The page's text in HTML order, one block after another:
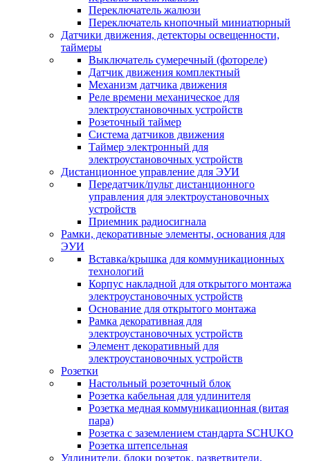
Переключатель жалюзи
Переключатель кнопочный миниатюрный
Датчики движения, детекторы освещенности,
таймеры
Выключатель сумеречный (фотореле)
Датчик движения комплектный
Механизм датчика движения
Реле времени механическое для
электроустановочных устройств
Розеточный таймер
Система датчиков движения
Таймер электронный для
электроустановочных устройств
Дистанционное управление для ЭУИ
Передатчик/пульт дистанционного
управления для электроустановочных
устройств
Приемник радиосигнала
Рамки, декоративные элементы, основания для
ЭУИ
Вставка/крышка для коммуникационных
технологий
Корпус накладной для открытого монтажа
электроустановочных устройств
Основание для открытого монтажа
Рамка декоративная для
электроустановочных устройств
Элемент декоративный для
электроустановочных устройств
Розетки
Настольный розеточный блок
Розетка кабельная для удлинителя
Розетка медная коммуникационная (витая
пара)
Розетка с заземлением стандарта SCHUKO
Розетка штепсельная
Удлинители, блоки розеток, разветвители,